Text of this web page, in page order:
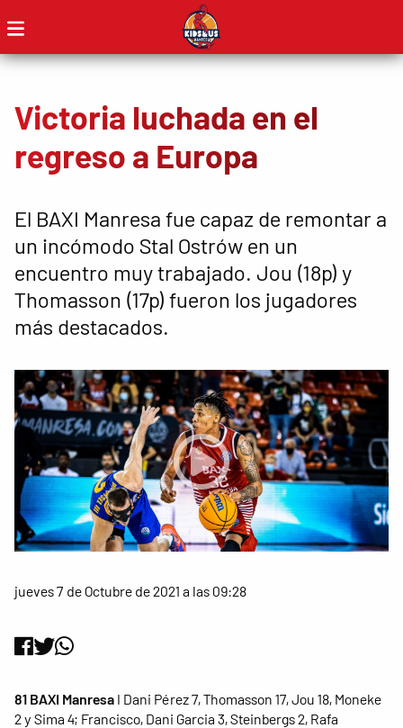
Victoria luchada en el
regreso a Europa
El BAXI Manresa fue capaz de remontar a
un incómodo Stal Ostrów en un
encuentro muy trabajado. Jou (18p) y
Thomasson (17p) fueron los jugadores
más destacados.
jueves 7 de Octubre de 2021 a las 09:28
81 BAXI Manresa I Dani Pérez 7, Thomasson 17, Jou 18, Moneke
2 y Sima 4; Francisco, Dani Garcia 3, Steinbergs 2, Rafa